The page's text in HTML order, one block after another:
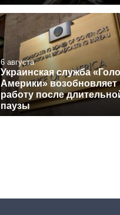
6 августа
Украинская служба
Америки» возобновляет
работу после
паузы